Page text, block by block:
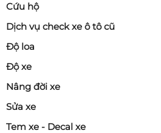
Cứu hộ
Dịch vụ check xe ô tô cũ
Độ loa
Độ xe
Nâng đời xe
Sửa xe
Tem xe - Decal xe